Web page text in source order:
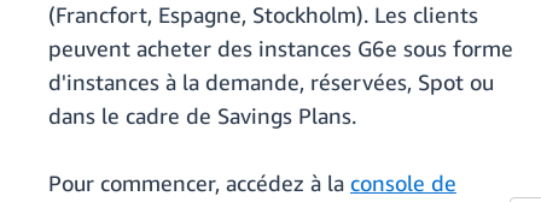
(Francfort, Espagne, Stockholm). Les clients
peuvent acheter des instances G6e sous forme
d'instances à la demande, réservées, Spot ou
dans le cadre de Savings Plans.
Pour commencer, accédez à la console de